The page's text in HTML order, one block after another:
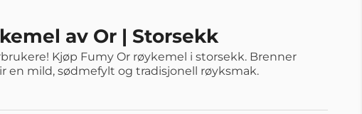
av Or | Storsekk
Kjøp Fumy Or røykemel i storsekk. Brenner
en mild, sødmefylt og tradisjonell røyksmak.